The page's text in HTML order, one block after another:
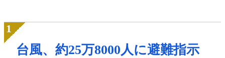
台風、約25万8000人に避難指示